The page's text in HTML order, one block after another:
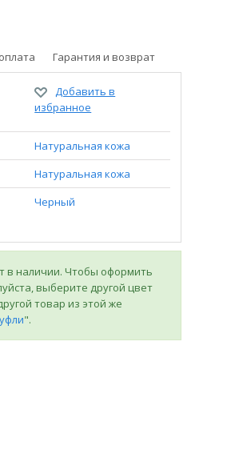
Гарантия и возврат
Добавить в
избранное
Натуральная кожа
Натуральная кожа
Черный
в наличии. Чтобы оформить
выберите другой цвет
товар из этой же
".